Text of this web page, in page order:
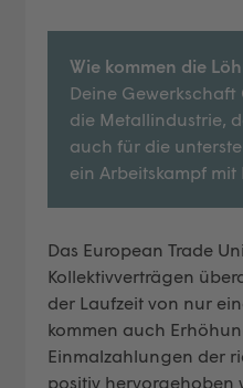
Wie kommen die
Deine
die Metallindustrie,
auch für die
ein Arbeitskampf
Das European Trade
Kollektivverträgen
der Laufzeit von nur
kommen auch
Einmalzahlungen der
positiv hervorgehoben